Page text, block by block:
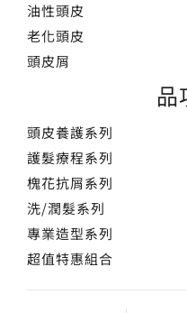
油性頭皮
老化頭皮
頭皮屑
品
頭皮養護系列
護髮療程系列
槐花抗屑系列
洗/潤髮系列
專業造型系列
超值特惠組合